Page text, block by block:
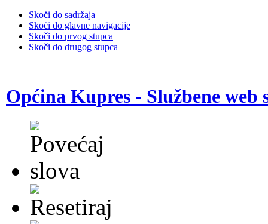
Skoči do sadržaja
Skoči do glavne navigacije
Skoči do prvog stupca
Skoči do drugog stupca
Općina Kupres - Službene web